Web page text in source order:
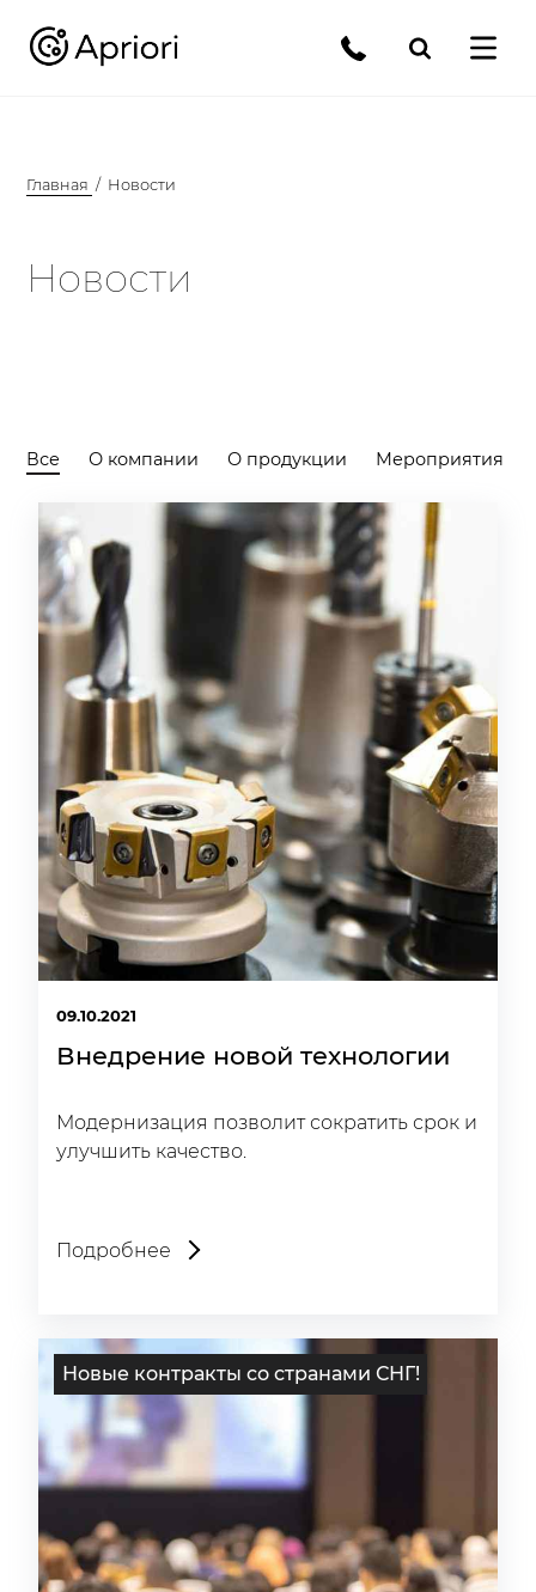
Главная Новости
Новости
Все О компании О продукции Мероприятия
09.10.2021
Внедрение новой технологии
Модернизация позволит сократить срок и
улучшить качество.
Подробнее
Новые контракты со странами СНГ!